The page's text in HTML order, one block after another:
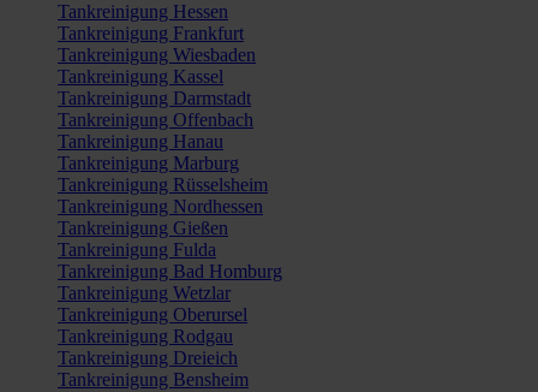
Tankreinigung Hessen
Tankreinigung Frankfurt
Tankreinigung Wiesbaden
Tankreinigung Kassel
Tankreinigung Darmstadt
Tankreinigung Offenbach
Tankreinigung Hanau
Tankreinigung Marburg
Tankreinigung Rüsselsheim
Tankreinigung Nordhessen
Tankreinigung Gießen
Tankreinigung Fulda
Tankreinigung Bad Homburg
Tankreinigung Wetzlar
Tankreinigung Oberursel
Tankreinigung Rodgau
Tankreinigung Dreieich
Tankreinigung Bensheim